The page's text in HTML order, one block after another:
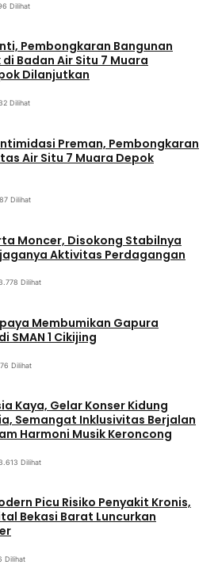
Dilihat
Pembongkaran Bangunan
Badan Air Situ 7 Muara
Dilanjutkan
Dilihat
Preman, Pembongkaran
Air Situ 7 Muara Depok
Dilihat
Moncer, Disokong Stabilnya
Aktivitas Perdagangan
Dilihat
Membumikan Gapura
SMAN 1 Cikijing
Dilihat
Kaya, Gelar Konser Kidung
Semangat Inklusivitas Berjalan
Harmoni Musik Keroncong
Dilihat
Picu Risiko Penyakit Kronis,
Bekasi Barat Luncurkan
Dilihat